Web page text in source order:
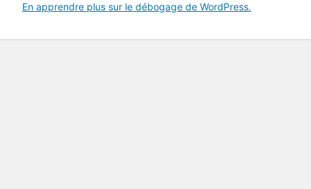
En apprendre plus sur le débogage de WordPress.